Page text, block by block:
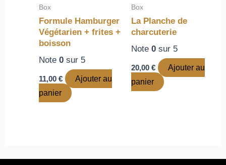
Box
Formule Hamburger
Végétarien + frites +
boisson
Note0 sur 5
11,00€
Ajouter au
panier
Box
La Planche de
charcuterie
Note 0sur 5
20,00 €
Ajouter au
panier